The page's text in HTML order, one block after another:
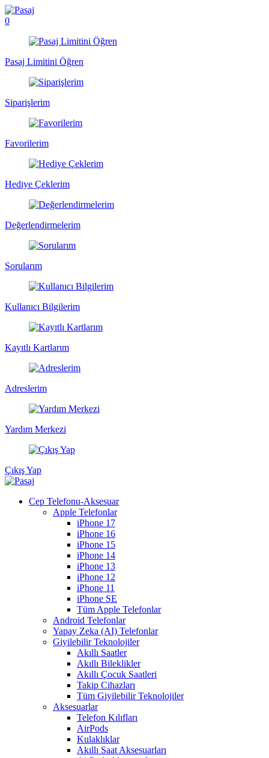
0
Pasaj Limitini Öğren
Siparişlerim
Favorilerim
Hediye Çeklerim
Değerlendirmelerim
Sorularım
Kullanıcı Bilgilerim
Kayıtlı Kartlarım
Adreslerim
Yardım Merkezi
Çıkış Yap
Cep Telefonu-Aksesuar
Apple Telefonlar
iPhone 17
iPhone 16
iPhone 15
iPhone 14
iPhone 13
iPhone 12
iPhone 11
iPhone SE
Tüm Apple Telefonlar
Android Telefonlar
Yapay Zeka (AI) Telefonlar
Giyilebilir Teknolojiler
Akıllı Saatler
Akıllı Bileklikler
Akıllı Çocuk Saatleri
Takip Cihazları
Tüm Giyilebilir Teknolojiler
Aksesuarlar
Telefon Kılıfları
AirPods
Kulaklıklar
Akıllı Saat Aksesuarları